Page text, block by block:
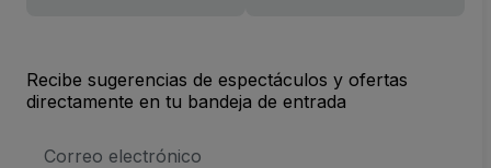
Recibe sugerencias de espectáculos y ofertas
directamente en tu bandeja de entrada
de